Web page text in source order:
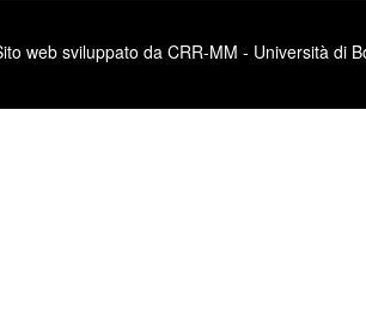
web sviluppato da CRR-MM - Università di